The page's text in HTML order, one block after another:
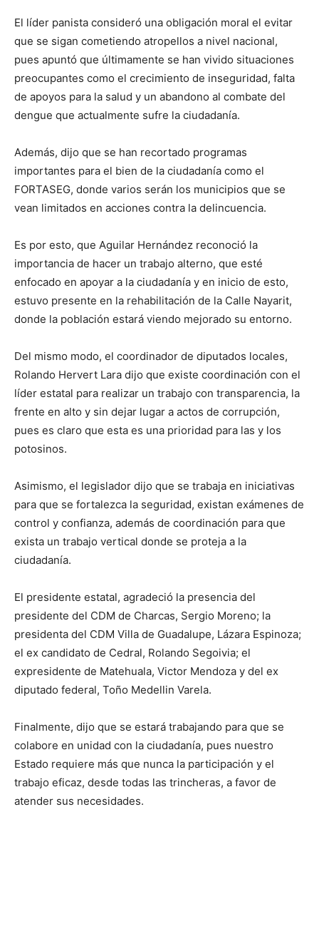
El líder panista consideró una obligación moral el evitar
que se sigan cometiendo atropellos a nivel nacional,
pues apuntó que últimamente se han vivido situaciones
preocupantes como el crecimiento de inseguridad, falta
de apoyos para la salud y un abandono al combate del
dengue que actualmente sufre la ciudadanía.
Además, dijo que se han recortado programas
importantes para el bien de la ciudadanía como el
FORTASEG, donde varios serán los municipios que se
vean limitados en acciones contra la delincuencia.
Es por esto, que Aguilar Hernández reconoció la
importancia de hacer un trabajo alterno, que esté
enfocado en apoyar a la ciudadanía y en inicio de esto,
estuvo presente en la rehabilitación de la Calle Nayarit,
donde la población estará viendo mejorado su entorno.
Del mismo modo, el coordinador de diputados locales,
Rolando Hervert Lara dijo que existe coordinación con el
líder estatal para realizar un trabajo con transparencia, la
frente en alto y sin dejar lugar a actos de corrupción,
pues es claro que esta es una prioridad para las y los
potosinos.
Asimismo, el legislador dijo que se trabaja en iniciativas
para que se fortalezca la seguridad, existan exámenes de
control y confianza, además de coordinación para que
exista un trabajo vertical donde se proteja a la
ciudadanía.
El presidente estatal, agradeció la presencia del
presidente del CDM de Charcas, Sergio Moreno; la
presidenta del CDM Villa de Guadalupe, Lázara Espinoza;
el ex candidato de Cedral, Rolando Segoivia; el
expresidente de Matehuala, Victor Mendoza y del ex
diputado federal, Toño Medellin Varela.
Finalmente, dijo que se estará trabajando para que se
colabore en unidad con la ciudadanía, pues nuestro
Estado requiere más que nunca la participación y el
trabajo eficaz, desde todas las trincheras, a favor de
atender sus necesidades.